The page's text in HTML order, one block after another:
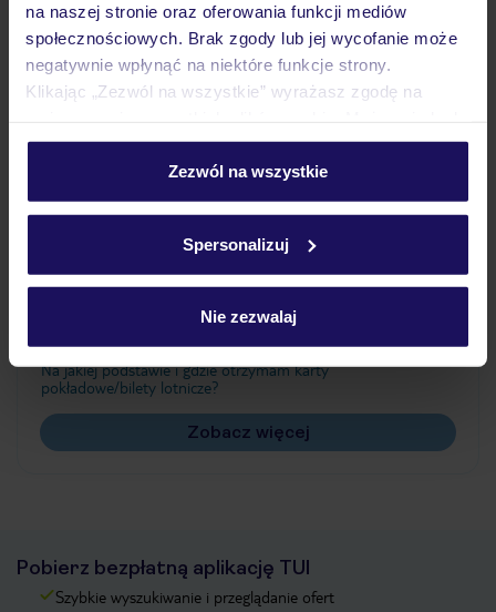
na naszej stronie oraz oferowania funkcji mediów
społecznościowych. Brak zgody lub jej wycofanie może
negatywnie wpłynąć na niektóre funkcje strony.
Klikając „Zezwól na wszystkie” wyrażasz zgodę na
personalizować swój wybór wchodząc w zakładkę
Szczegółowe informacje o plikach cookie znajdziesz
Zezwól na wszystkie
Spersonalizuj
Nie zezwalaj
Wyżywienie
Atrakcje
Ważne informacje
Często zadawane pytania
Jak zmienić uczestników/osobę zgłaszającą?
Czy w Hotelu będzie przedstawiciel TUI?
Na jakiej podstawie i gdzie otrzymam karty
pokładowe/bilety lotnicze?
Zobacz więcej
Pobierz bezpłatną aplikację TUI
Szybkie wyszukiwanie i przeglądanie ofert